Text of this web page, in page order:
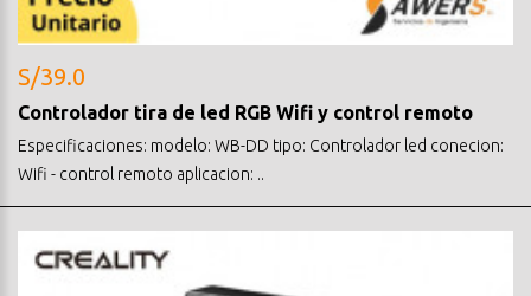
S/39.0
Controlador tira de led RGB Wifi y control remoto
Especificaciones: modelo: WB-DD tipo: Controlador led conecion:
Wifi - control remoto aplicacion: ..